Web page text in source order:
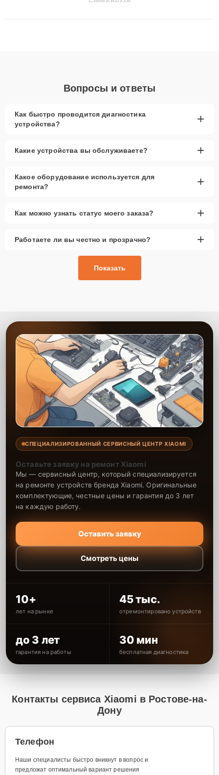
Вопросы и ответы
Как быстро проводится диагностика
устройства?
+
Какие устройства вы обслуживаете? +
Какое оборудование используется для
ремонта?
+
Как можно узнать статус моего заказа? +
Работаете ли вы честно и прозрачно? +
Показать
СПЕЦИАЛИЗИРОВАННЫЙ СЕРВИСНЫЙ ЦЕНТР XIAOMI
Оставьте заявку на ремонт Xiaomi
Мы — сервисный центр, который специализируется
на ремонте устройств бренда Xiaomi. Оригинальные
комплектующие, честные цены и гарантия до 3 лет
на каждую работу.
Оставить заявку
Смотреть цены
10+
лет на рынке
45 тыс.
отремонтировано устройств
до 3 лет
гарантия на работы
30 мин
бесплатная диагностика
Контакты сервиса Xiaomi в Ростове-на-
Дону
Телефон
Наши специалисты быстро вникнут в вопрос и
предложат оптимальный вариант решения